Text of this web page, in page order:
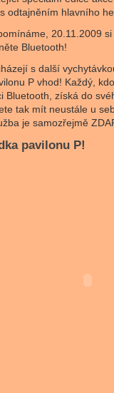
odtajněním hlavního
20.11.2009
Bluetooth!
s další
P vhod! Každý,
Bluetooth, získá do
tak mít neustále u
je samozřejmě
pavilonu P!